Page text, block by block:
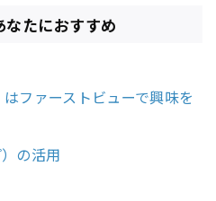
なたにおすすめ
ファーストビューで興味を
の活用